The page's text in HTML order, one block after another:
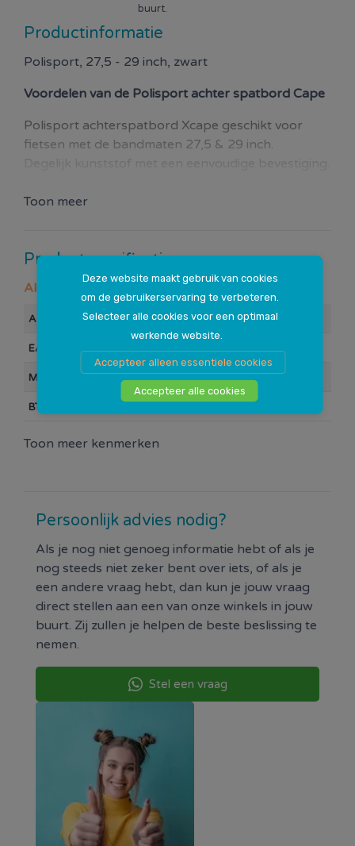
Deze website maakt gebruik van cookies
om de gebruikerservaring te verbeteren.
Selecteer alle cookies voor een optimaal
werkende website.
Accepteer alleen essentiele cookies
Accepteer alle cookies
buurt.
Productinformatie
Polisport, 27,5 - 29 inch, zwart
Voordelen van de Polisport achter spatbord Cape
Polisport achterspatbord Xcape geschikt voor
fietsen met de bandmaten 27,5 & 29 inch.
Toon meer
Productspecificaties
Algemeen
Artikelnummer 113310
EAN Barcode 5604415074417
Merk Polisport
BTW
Toon meer kenmerken
Persoonlijk advies nodig?
Als je nog niet genoeg informatie hebt of als je
nog steeds niet zeker bent over iets, of als je
een andere vraag hebt, dan kun je jouw vraag
direct stellen aan een van onze winkels in jouw
buurt. Zij zullen je helpen de beste beslissing te
nemen.
Stel een vraag